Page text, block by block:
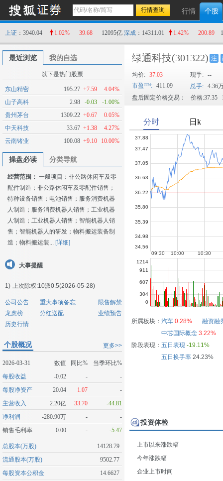
行情 个股
上证 ：3940.04 1.02% 39.68 12095亿 深成 ：14311.01 1.42% 200.89
最近浏览 我的自选
以下是热门股票
东山精密 195.27 +7.59
4.04%
山子高科
2.98 -0.03
-1.00%
贵州茅台
1309.22 +0.67
0.05%
中天科技
33.67 +1.38
4.27%
云南锗业
100.08 +9.10 10.00%
操盘必读 分类导航
经营范围： 一般项目：非公路休闲车及零
配件制造；非公路休闲车及零配件销售；
特种设备销售；电池销售；服务消费机器
人制造；服务消费机器人销售；工业机器
人制造；工业机器人销售；智能机器人销
售；智能机器人的研发；物料搬运装备制
造；物料搬运装... [详细]
大事提醒
1) 上次除权:10派0.5(2026-05-28)
公司公告 重大事项备忘
限售解禁
龙虎榜
分红送配
业绩预告
历史行情
更多>>
个股概况
2026-03-31 数值 同比%
当季环比%
每股收益
-0.02 -
-
每股净资产
20.04 1.07
-
主营收入
2.20亿 33.70
-44.81
净利润
-280.90万 -
-
销售毛利率
0.00 - -5.47
总股本(万股)
14128.79
流通股本(万股)
9502.77
每股资本公积金
14.6627
绿通科技(301322) 注
均价: 37.03 现手: --
市盈
: 411.09 总手: 4.36
盘后固定价格交易：
价格:37.35
所属板块： 汽车 0.28%
融资融
中芯国际概念 3.22%
阶段表现： 五日表现 -19.11%
五日换手率24.23%
投资体检
上市以来涨跌幅
今年涨跌幅
企业上市时间